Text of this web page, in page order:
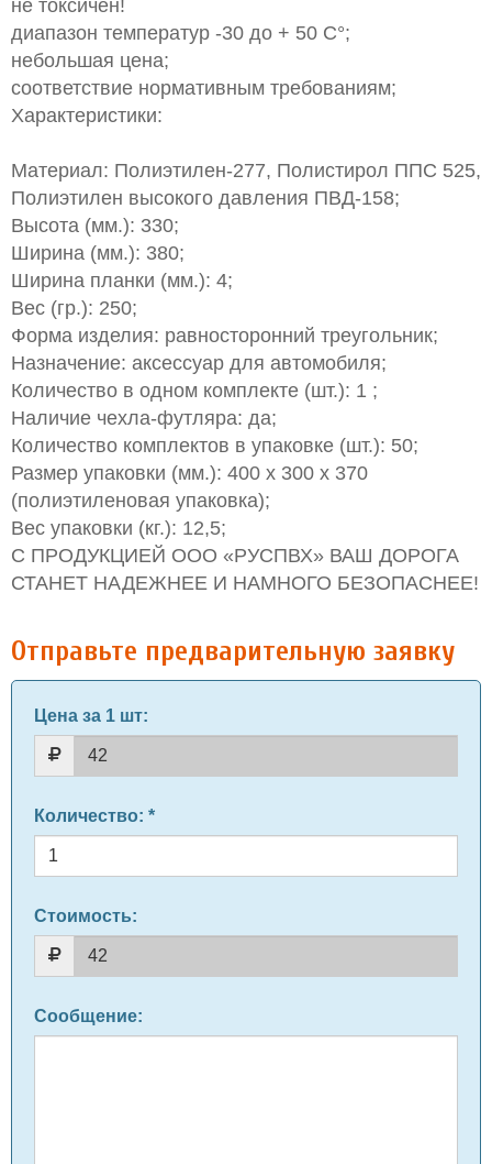
не токсичен!
диапазон температур -30 до + 50 С°;
небольшая цена;
соответствие нормативным требованиям;
Характеристики:
Материал: Полиэтилен-277, Полистирол ППС 525,
Полиэтилен высокого давления ПВД-158;
Высота (мм.): 330;
Ширина (мм.): 380;
Ширина планки (мм.): 4;
Вес (гр.): 250;
Форма изделия: равносторонний треугольник;
Назначение: аксессуар для автомобиля;
Количество в одном комплекте (шт.): 1 ;
Наличие чехла-футляра: да;
Количество комплектов в упаковке (шт.): 50;
Размер упаковки (мм.): 400 х 300 х 370
(полиэтиленовая упаковка);
Вес упаковки (кг.): 12,5;
С ПРОДУКЦИЕЙ ООО «РУСПВХ» ВАШ ДОРОГА
СТАНЕТ НАДЕЖНЕЕ И НАМНОГО БЕЗОПАСНЕЕ!
Отправьте предварительную заявку
Цена за 1 шт:
Количество: *
Стоимость:
Сообщение: